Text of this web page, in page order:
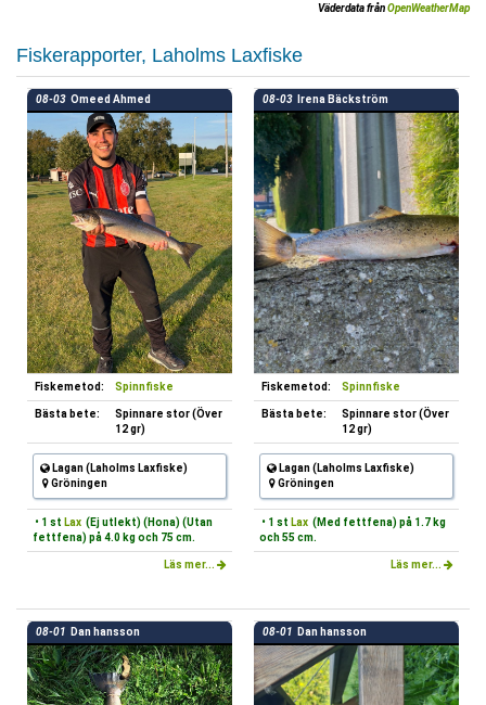
Väderdata frånOpenWeatherMap
Fiskerapporter, Laholms Laxfiske
08-03 Omeed Ahmed
Fiskemetod: Spinnfiske
Bästa bete:
Spinnare stor (Över
12 gr)
Lagan (Laholms Laxfiske)
Gröningen
• 1 st Lax (Ej utlekt) (Hona) (Utan
fettfena) på 4.0 kg och 75 cm.
Läs mer...
08-03 Irena Bäckström
Fiskemetod: Spinnfiske
Bästa bete:
Spinnare stor (Över
12 gr)
Lagan (Laholms Laxfiske)
Gröningen
• 1 st Lax (Med fettfena) på 1.7 kg
och 55 cm.
Läs mer...
08-01 Dan hansson 08-01 Dan hansson